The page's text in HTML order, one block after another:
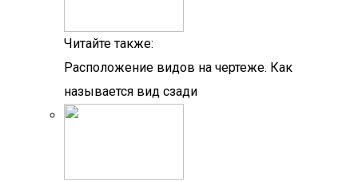
Читайте также:
Расположение видов на чертеже. Как
называется вид сзади